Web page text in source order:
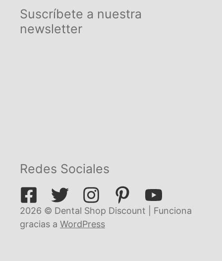
Suscríbete a nuestra
newsletter
Redes Sociales
2026 © Dental Shop Discount | Funciona
gracias a WordPress